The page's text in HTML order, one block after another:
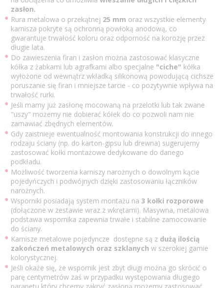
zasłon.
Rura metalowa o przekątnej 25 mm oraz wszystkie elementy
karnisza pokryte są ochronną powłoką anodową, co
gwarantuje trwałość koloru oraz odporność na korozję przez
długie lata.
Do zawieszenia firan i zasłon można zastosować klasyczne
kółka z żabkami lub agrafkami albo specjalne "ciche" kółka
wyłożone od wewnątrz wkładką silikonową powodującą cichsze
poruszanie się firan i mniejsze tarcie - co pozytywnie wpływa na
trwałość rurki.
Jeśli mamy już zasłonę mocowaną na przelotki lub tak zwane
"uszy" możemy nie dobierać kółek do co pozwoli nam nie
zamawiać zbędnych elementów.
Gdy zaistnieje ewentualność montowania konstrukcji do innego
rodzaju ściany (np. do karton-gipsu lub drewna) sugerujemy
zastosować kołki montażowe dedykowane do danego
podkładu.
Możliwość tworzenia karniszy narożnych o dowolnym kącie
pojedyńczych i podwójnych dzięki zastosowaniu łączników
narożnych.
Wsporniki posiadają system montażu na 3 kołki rozporowe
(dołączone w zestawie wraz z wkrętami). Masywna, metalowa
podstawa wspornika zapewnia trwałe i stabilne zamocowanie
do ściany.
Karnisze metalowe pojedyncze dostępne są z dużą ilością
zakończeń metalowych oraz szklanych w szerokiej gamie
kolorystycznej.
Jeśli okaże się, że wspornik jest zbyt długi można go skrócić o
parę centymetrów zaś w przypadku występowania długiego
parapetu który chcemy zakryć zasłoną możemy zastosować